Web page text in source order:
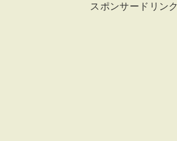
スポンサードリンク